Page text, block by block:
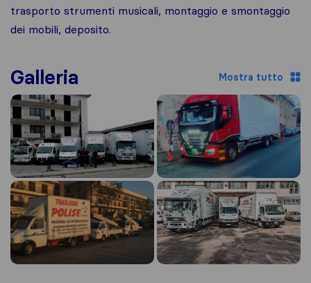
trasporto strumenti musicali, montaggio e smontaggio
dei mobili, deposito.
Galleria Mostra tutto